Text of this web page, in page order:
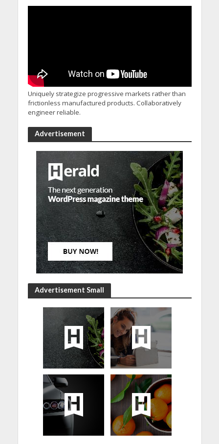
Uniquely strategize progressive markets rather than
frictionless manufactured products. Collaboratively
engineer reliable.
Advertisement
Advertisement Small